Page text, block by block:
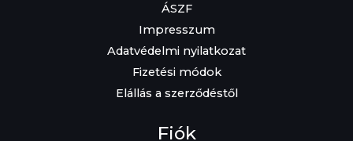
ÁSZF
Impresszum
Adatvédelmi nyilatkozat
Fizetési módok
Elállás a szerződéstől
Fiók